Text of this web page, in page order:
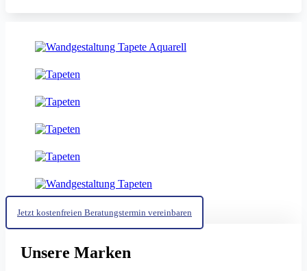
Jetzt kostenfreien Beratungstermin vereinbaren
Unsere Marken